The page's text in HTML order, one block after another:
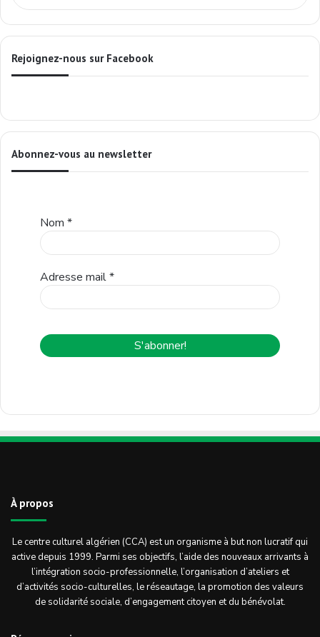
Rejoignez-nous sur Facebook
Abonnez-vous au newsletter
Nom *
Adresse mail*
À propos
Le centre culturel algérien (CCA) est un organisme à but non lucratif qui
active depuis 1999. Parmi ses objectifs, l’aide des nouveaux arrivants à
l’intégration socio-professionnelle, l’organisation d’ateliers et
d’activités socio-culturelles, le réseautage, la promotion des valeurs
de solidarité sociale, d’engagement citoyen et du bénévolat.